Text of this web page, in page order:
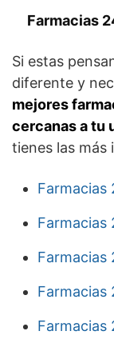
Farmacias
Si estas
diferente y
mejores
cercanas a tu
tienes las más
Farmacias
Farmacias
Farmacias
Farmacias
Farmacias